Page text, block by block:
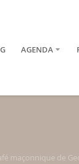
AGENDA
maçonnique de